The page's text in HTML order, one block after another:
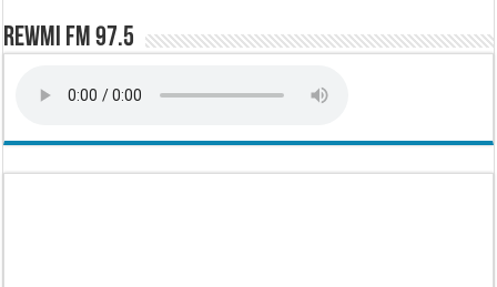
Rewmi FM 97.5